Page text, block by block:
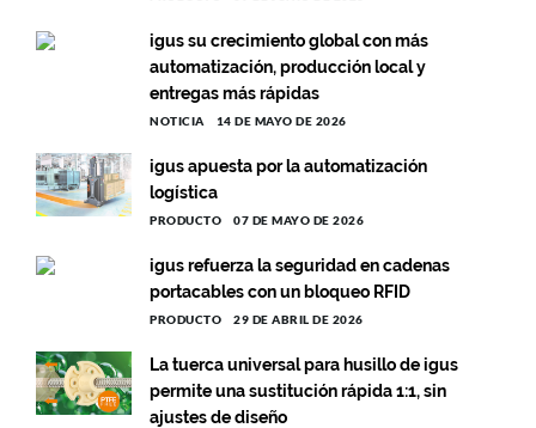
igus su crecimiento global con más
automatización, producción local y
entregas más rápidas
NOTICIA 14 DE MAYO DE 2026
igus apuesta por la automatización
logística
PRODUCTO 07 DE MAYO DE 2026
igus refuerza la seguridad en cadenas
portacables con un bloqueo RFID
PRODUCTO 29 DE ABRIL DE 2026
La tuerca universal para husillo de igus
permite una sustitución rápida 1:1, sin
ajustes de diseño